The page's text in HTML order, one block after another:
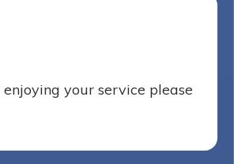
your service please